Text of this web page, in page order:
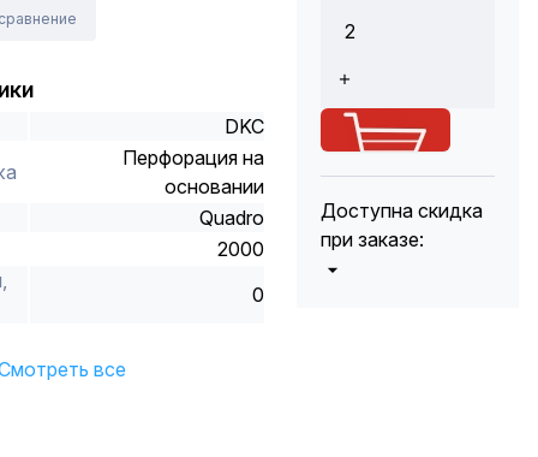
DKC
Перфорация на
основании
Quadro
2000
0
все
Доступна скидка
при заказе: